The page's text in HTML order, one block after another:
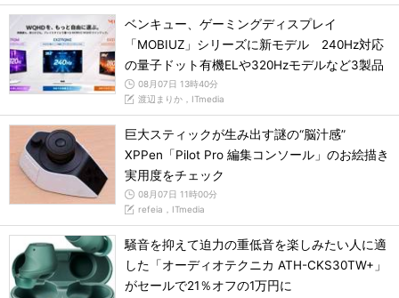
ベンキュー、ゲーミングディスプレイ
「MOBIUZ」シリーズに新モデル 240Hz対応
の量子ドット有機ELや320Hzモデルなど3製品
08月07日 13時40分
渡辺まりか，ITmedia
巨大スティックが生み出す謎の“脳汁感”
XPPen「Pilot Pro 編集コンソール」のお絵描き
実用度をチェック
08月07日 11時00分
refeia，ITmedia
騒音を抑えて迫力の重低音を楽しみたい人に適
した「オーディオテクニカ ATH-CKS30TW+」
がセールで21％オフの1万円に